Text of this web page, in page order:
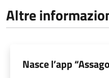
Altre
Nasce l’app